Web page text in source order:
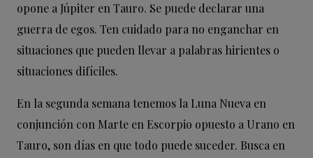
opone a Júpiter en Tauro. Se puede declarar una
guerra de egos. Ten cuidado para no enganchar en
situaciones que pueden llevar a palabras hirientes o
situaciones difíciles.
En la segunda semana tenemos la Luna Nueva en
conjunción con Marte en Escorpio opuesto a Urano en
Tauro, son días en que todo puede suceder. Busca en